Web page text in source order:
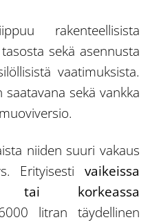
rakenteellisista
sekä asennusta
vaatimuksista.
sekä vankka
niiden suuri vakaus
Erityisesti vaikeissa
tai korkeassa
litran täydellinen